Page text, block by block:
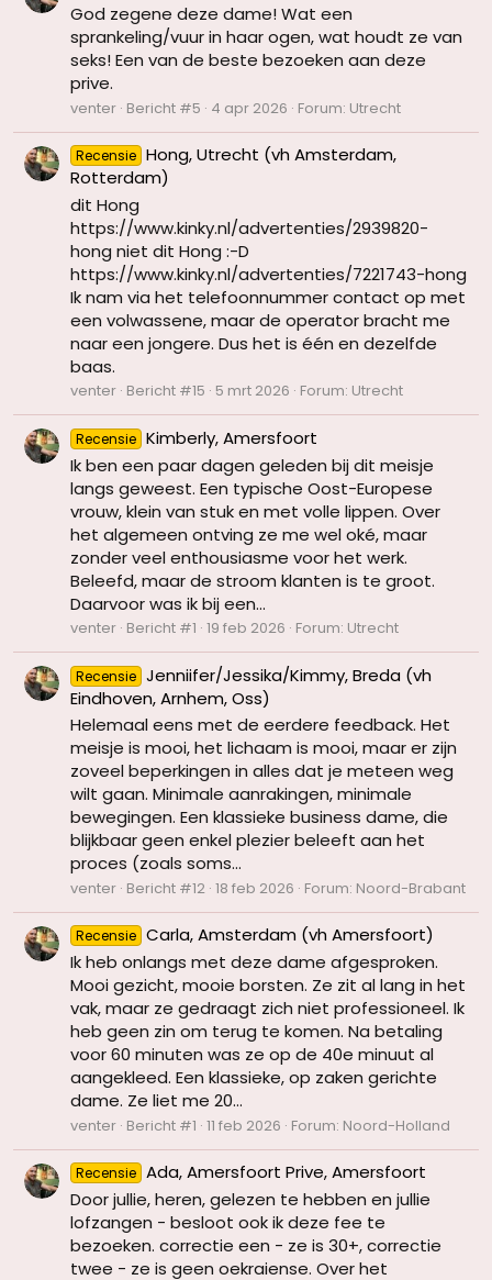
God zegene deze dame! Wat een
sprankeling/vuur in haar ogen, wat houdt ze van
seks! Een van de beste bezoeken aan deze
prive.
venter Bericht #5 4 apr 2026 Forum: Utrecht
Recensie Hong, Utrecht (vh Amsterdam,
Rotterdam)
dit Hong
https://www.kinky.nl/advertenties/2939820-
hong niet dit Hong :-D
https://www.kinky.nl/advertenties/7221743-hong
Ik nam via het telefoonnummer contact op met
een volwassene, maar de operator bracht me
naar een jongere. Dus het is één en dezelfde
baas.
venter Bericht #15 5 mrt 2026 Forum: Utrecht
Recensie Kimberly, Amersfoort
Ik ben een paar dagen geleden bij dit meisje
langs geweest. Een typische Oost-Europese
vrouw, klein van stuk en met volle lippen. Over
het algemeen ontving ze me wel oké, maar
zonder veel enthousiasme voor het werk.
Beleefd, maar de stroom klanten is te groot.
Daarvoor was ik bij een...
venter Bericht #1 19 feb 2026 Forum: Utrecht
Recensie Jenniifer/Jessika/Kimmy, Breda (vh
Eindhoven, Arnhem, Oss)
Helemaal eens met de eerdere feedback. Het
meisje is mooi, het lichaam is mooi, maar er zijn
zoveel beperkingen in alles dat je meteen weg
wilt gaan. Minimale aanrakingen, minimale
bewegingen. Een klassieke business dame, die
blijkbaar geen enkel plezier beleeft aan het
proces (zoals soms...
venter Bericht #12 18 feb 2026 Forum: Noord-Brabant
Recensie Carla, Amsterdam (vh Amersfoort)
Ik heb onlangs met deze dame afgesproken.
Mooi gezicht, mooie borsten. Ze zit al lang in het
vak, maar ze gedraagt zich niet professioneel. Ik
heb geen zin om terug te komen. Na betaling
voor 60 minuten was ze op de 40e minuut al
aangekleed. Een klassieke, op zaken gerichte
dame. Ze liet me 20...
venter Bericht #1 11 feb 2026 Forum: Noord-Holland
Recensie Ada, Amersfoort Prive, Amersfoort
Door jullie, heren, gelezen te hebben en jullie
lofzangen - besloot ook ik deze fee te
bezoeken. correctie een - ze is 30+, correctie
twee - ze is geen oekraiense. Over het